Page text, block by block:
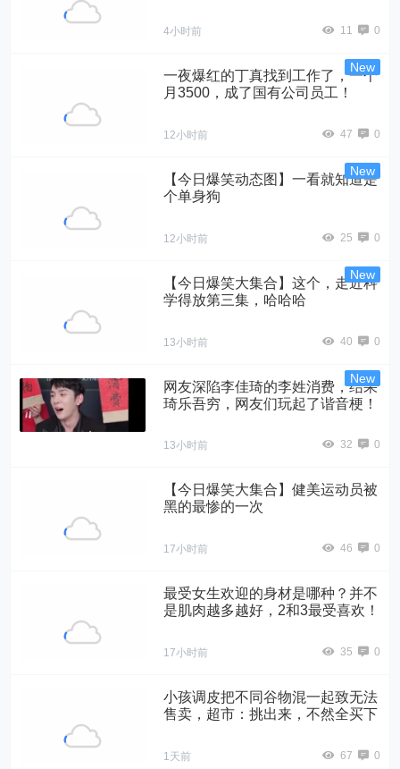
4小时前 11 0
一夜爆红的丁真找到工作了，一个
月3500，成了国有公司员工！
12小时前 47 0
【今日爆笑动态图】一看就知道是
个单身狗
12小时前 25 0
【今日爆笑大集合】这个，走近科
学得放第三集，哈哈哈
13小时前 40 0
网友深陷李佳琦的李姓消费，结果
琦乐吾穷，网友们玩起了谐音梗！
13小时前 32 0
【今日爆笑大集合】​健美运动员被
黑的最惨的一次
17小时前 46 0
最受女生欢迎的身材是哪种？并不
是肌肉越多越好，2和3最受喜欢！
17小时前 35 0
小孩调皮把不同谷物混一起致无法
售卖，超市：挑出来，不然全买下
1天前 67 0